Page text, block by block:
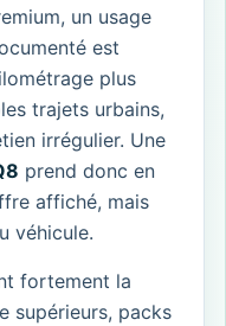
un usage
est
plus
trajets urbains,
irrégulier. Une
prend donc en
affiché, mais
véhicule.
fortement la
supérieurs, packs